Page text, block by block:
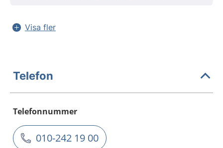
Visa fler
Telefon
Telefonnummer
010-242 19 00